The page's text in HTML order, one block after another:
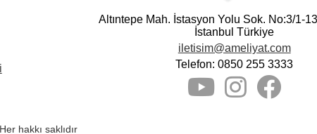
Altıntepe Mah. İstasyon Yolu Sok. No:3/1-
İstanbul Türkiye
iletisim@ameliyat.com
Telefon: 0850 255 3333
hakkı saklıdır